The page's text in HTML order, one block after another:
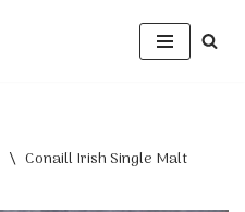
\ Conaill Irish Single Malt